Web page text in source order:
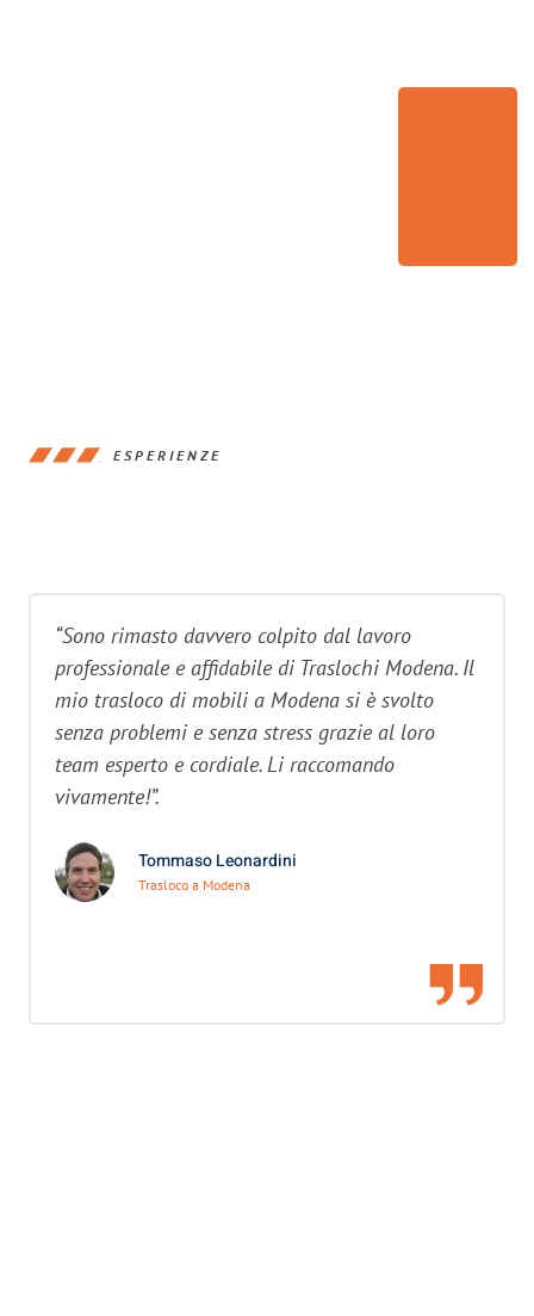
ESPERIENZE
“Sono rimasto davvero colpito dal lavoro
professionale e affidabile di Traslochi Modena. Il
mio trasloco di mobili a Modena si è svolto
senza problemi e senza stress grazie al loro
team esperto e cordiale. Li raccomando
vivamente!”.
Tommaso Leonardini
Trasloco a Modena